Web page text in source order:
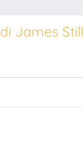
James Still